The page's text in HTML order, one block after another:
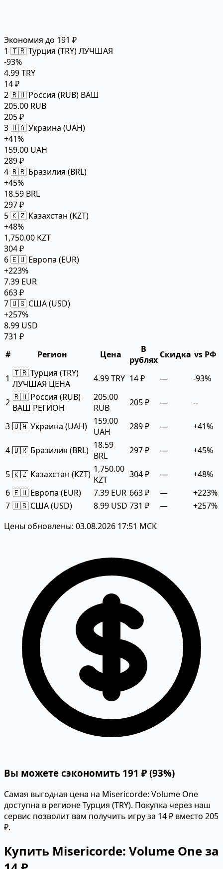
Экономия до 191 ₽
1 🇹🇷 Турция (TRY)ЛУЧШАЯ
-93%
4.99 TRY
14 ₽
2🇷🇺 Россия (RUB) ВАШ
205.00 RUB
205 ₽
3🇺🇦 Украина (UAH)
+41%
159.00 UAH
289 ₽
4🇧🇷 Бразилия (BRL)
+45%
18.59 BRL
297 ₽
5🇰🇿 Казахстан (KZT)
+48%
1,750.00 KZT
304 ₽
6🇪🇺 Европа (EUR)
+223%
7.39 EUR
663 ₽
7🇺🇸 США (USD)
+257%
8.99 USD
731 ₽
#
Регион Цена
В
рублях Скидка vs РФ
1 🇹🇷 Турция (TRY)
ЛУЧШАЯ ЦЕНА
4.99 TRY 14 ₽ — -93%
2 🇷🇺 Россия (RUB)
ВАШ РЕГИОН
205.00
RUB
205 ₽ — --
3 🇺🇦 Украина (UAH)
159.00
UAH
289 ₽ — +41%
4 🇧🇷 Бразилия (BRL) 18.59
BRL
297 ₽ — +45%
5 🇰🇿 Казахстан (KZT) 1,750.00
KZT
304 ₽ —
+48%
6 🇪🇺 Европа (EUR) 7.39 EUR 663 ₽ —
+223%
7 🇺🇸 США (USD) 8.99 USD 731 ₽ —
+257%
Цены обновлены: 03.08.2026 17:51 МСК
Вы можете сэкономить 191 ₽ (93%)
Самая выгодная цена на Misericorde: Volume One
доступна в регионе Турция (TRY). Покупка через наш
сервис позволит вам получить игру за 14 ₽ вместо 205
₽.
Купить Misericorde: Volume One за